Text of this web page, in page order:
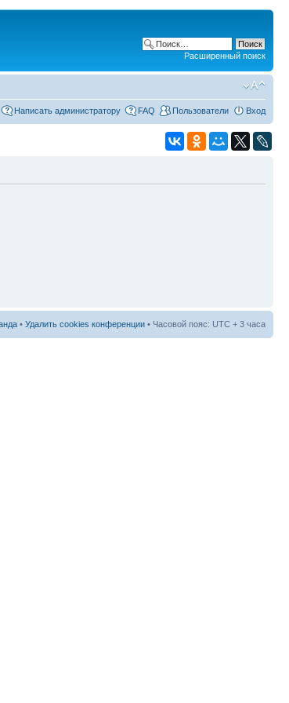
Расширенный поиск
Написать администратору FAQ Пользователи Вход
• Удалить cookies конференции • Часовой пояс: UTC + 3 часа